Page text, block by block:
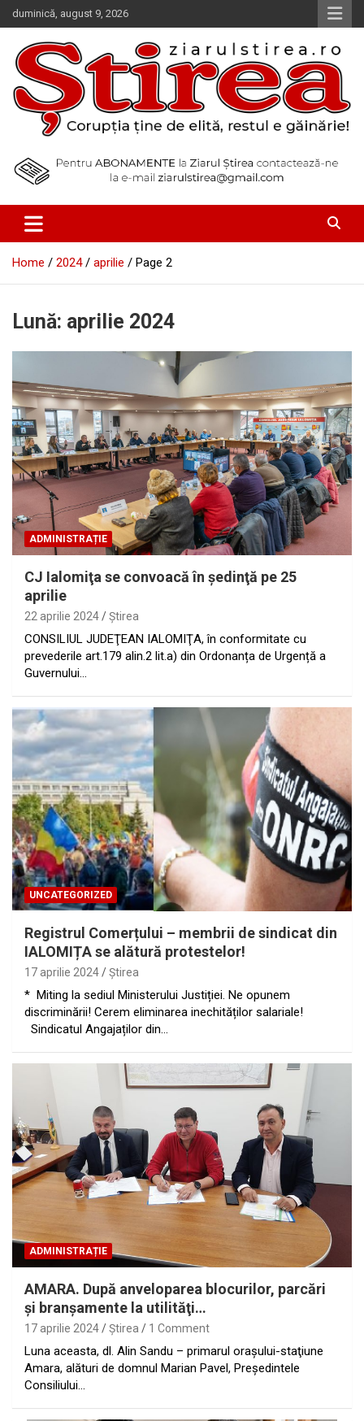
Skip
to
content
duminică, august 9, 2026
Ziarul Știrea
Home 2024 aprilie Page 2
Lună: aprilie 2024
ADMINISTRAȚIE
CJ Ialomiţa se convoacă în şedinţă pe 25
aprilie
22 aprilie 2024 Ştirea
CONSILIUL JUDEŢEAN IALOMIŢA, în conformitate cu
prevederile art.179 alin.2 lit.a) din Ordonanța de Urgență a
Guvernului…
UNCATEGORIZED
Registrul Comerțului – membrii de sindicat din
IALOMIȚA se alătură protestelor!
17 aprilie 2024 Ştirea
* Miting la sediul Ministerului Justiției. Ne opunem
discriminării! Cerem eliminarea inechităților salariale!
Sindicatul Angajaților din…
ADMINISTRAȚIE
AMARA. După anveloparea blocurilor, parcări
şi branşamente la utilităţi…
17 aprilie 2024 Ştirea 1 Comment
Luna aceasta, dl. Alin Sandu – primarul oraşului-staţiune
Amara, alături de domnul Marian Pavel, Președintele
Consiliului…